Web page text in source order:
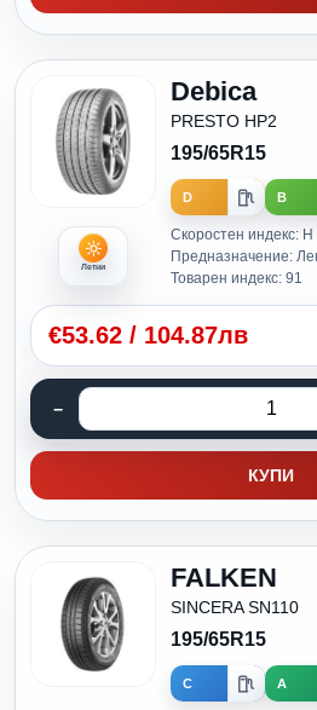
Летни
Debica
PRESTO HP2
195/65R15
D B
Скоростен индекс: H
Предназначение:
Товарен индекс: 91
€53.62 / 104.87лв
КУПИ
FALKEN
SINCERA SN110
195/65R15
C A